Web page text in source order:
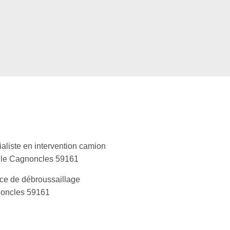
en intervention camion
Cagnoncles 59161
de débroussaillage
59161